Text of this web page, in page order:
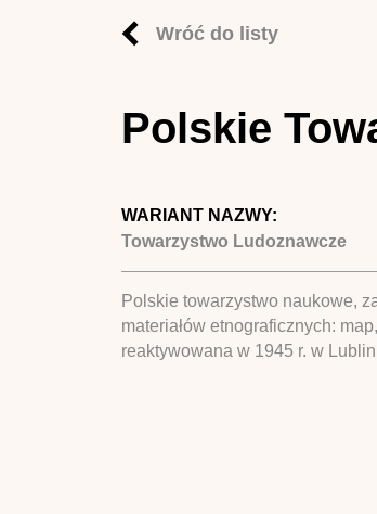
Wróć do listy
Polskie
WARIANT NAZWY:
Towarzystwo Ludoznawcze
Polskie towarzystwo naukowe,
materiałów etnograficznych:
reaktywowana w 1945 r. w